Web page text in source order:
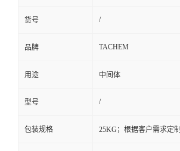
货号 /
品牌 TACHEM
用途 中间体
型号 /
包装规格 25KG；根据客户需求定制